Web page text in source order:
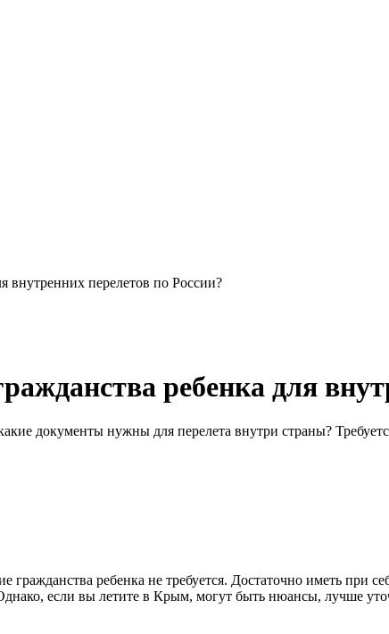
внутренних перелетов по России?
ребенка для
документы нужны для перелета внутри страны?
ребенка не требуется. Достаточно иметь при
если вы летите в Крым, могут быть нюансы, лучше